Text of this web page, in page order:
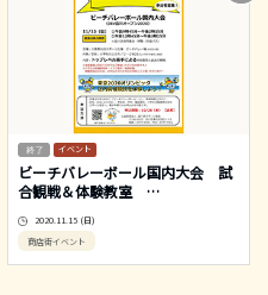
イベント
ビーチバレーボール国内大会 試
合観戦＆体験教室 …
2020.11.15 (日)
商店街イベント